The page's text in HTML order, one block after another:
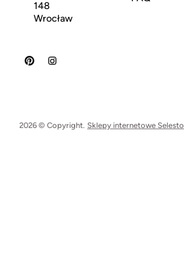
148
Wrocław
2026 © Copyright. Sklepy internetowe Selesto